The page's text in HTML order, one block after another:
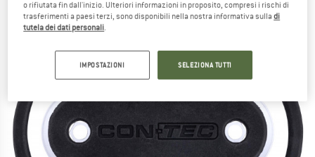
o rifiutata fin dall'inizio. Ulteriori informazioni in proposito, compresi i rischi di
trasferimenti a paesi terzi, sono disponibili nella nostra informativa sulladi
tutela dei dati personali.
IMPOSTAZIONI SELEZIONA TUTTI